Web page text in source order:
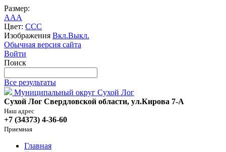
Размер:
AAA
Цвет: CCC
Изображения Вкл.Выкл.
Обычная версия сайта
Войти
Поиск
Все результаты
Муниципальный округ Сухой Лог
Сухой Лог Свердловской области, ул.Кирова 7-А
Наш адрес
+7 (34373) 4-36-60
Приемная
Главная